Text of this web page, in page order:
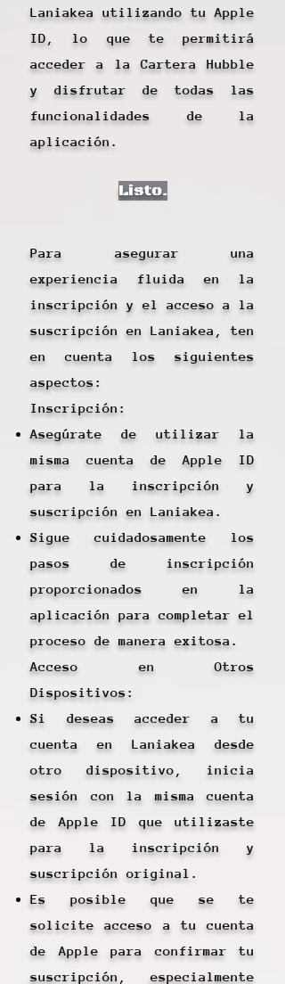
Laniakea utilizando tu Apple
ID, lo que te permitirá
acceder a la Cartera Hubble
y disfrutar de todas las
funcionalidades de la
aplicación.
Listo.
Para asegurar una
experiencia fluida en la
inscripción y el acceso a la
suscripción en Laniakea, ten
en cuenta los siguientes
aspectos:
Inscripción:
Asegúrate de utilizar la
misma cuenta de Apple ID
para la inscripción y
suscripción en Laniakea.
Sigue cuidadosamente los
pasos de inscripción
proporcionados en la
aplicación para completar el
proceso de manera exitosa.
Acceso en Otros
Dispositivos:
Si deseas acceder a tu
cuenta en Laniakea desde
otro dispositivo, inicia
sesión con la misma cuenta
de Apple ID que utilizaste
para la inscripción y
suscripción original.
Es posible que se te
solicite acceso a tu cuenta
de Apple para confirmar tu
suscripción, especialmente